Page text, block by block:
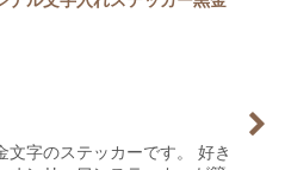
文字のステッカーです。 好き